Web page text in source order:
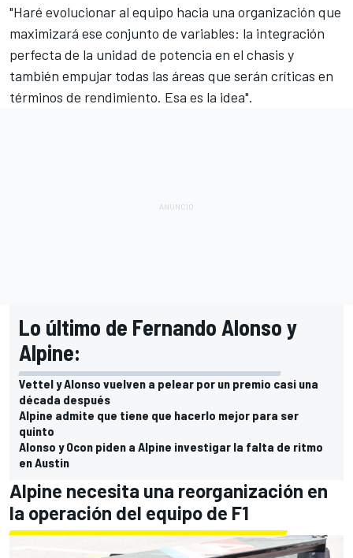
"Haré evolucionar al equipo hacia una organización que
maximizará ese conjunto de variables: la integración
perfecta de la unidad de potencia en el chasis y
también empujar todas las áreas que serán críticas en
términos de rendimiento. Esa es la idea".
Lo último de Fernando Alonso y
Alpine:
Vettel y Alonso vuelven a pelear por un premio casi una
década después
Alpine admite que tiene que hacerlo mejor para ser
quinto
Alonso y Ocon piden a Alpine investigar la falta de ritmo
en Austin
Alpine necesita una reorganización en
la operación del equipo de F1